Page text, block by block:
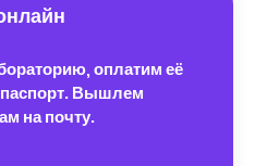
оплатим её
Вышлем
на почту.